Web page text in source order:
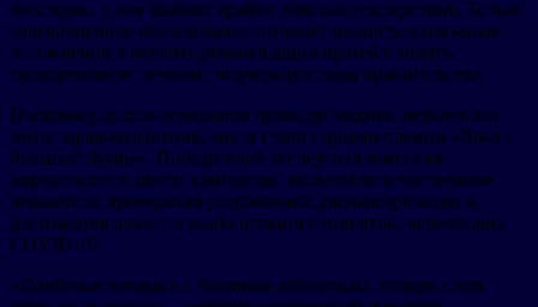
бесследно, у нее бывают крайне тяжелые последствия. Только
своевременное обследование поможет выявить возможные
осложнения, получить рекомендации врачей и начать
своевременное лечение, подчеркнул глава правительства.
Поскольку диспансеризацию проводят медики первичного
звена здравоохранения, они и стали героями премии «Врач с
большой буквы». Победителей экспертная комиссия
определила по шести критериям, включая количественные
показатели проведения углублённой диспансеризации и
достижения врача по реабилитации пациентов, перенёсших
COVID-19.
«Пандемия началась с десятков заболевших, теперь счет